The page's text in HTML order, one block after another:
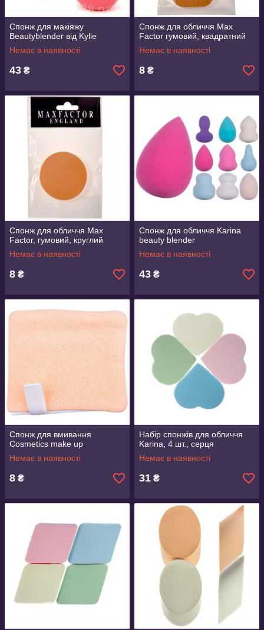
Спонж для макіяжу
Beautyblender від Kylie
Немає в наявності
43 ₴
Спонж для обличчя Max
Factor гумовий, квадратний
Немає в наявності
8 ₴
Спонж для обличчя Max
Factor, гумовий, круглий
Немає в наявності
8 ₴
Спонж для обличчя Karina
beauty blender
Немає в наявності
43 ₴
Спонж для вмивання
Cosmetics make up
Немає в наявності
8 ₴
Набір спонжів для обличчя
Karina, 4 шт., серця
Немає в наявності
31 ₴